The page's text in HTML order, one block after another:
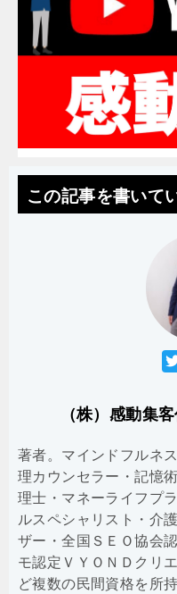
この記事を書いて
（株）感動集
著者。マインドフルネ
理カウンセラー・記憶
理士・マネーライフプ
ルスペシャリスト・介
ザー・全国ＳＥＯ協会
モ認定ＶＹＯＮＤクリ
ど複数の民間資格を所